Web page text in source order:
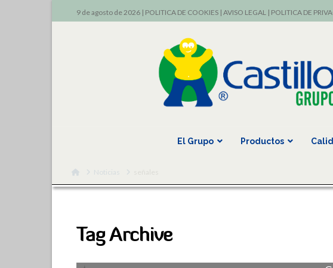
9 de agosto de 2026 | POLITICA DE COOKIES| AVISO LEGAL| POLITICA DE
El Grupo Productos
HomeNoticias
Tag Archive